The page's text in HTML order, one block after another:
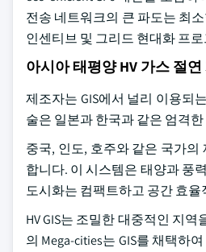
전송 네트워크의 큰 파도는 최
인센티브 및 그리드 현대화 프
아시아 태평양 HV 가스 절
제조자는 GIS에서 널리 이용되
술은 일본과 한국과 같은 엄격
중국, 인도, 호주와 같은 국가의
합니다. 이 시스템은 태양과 풍
도시화는 컴팩트하고 공간 효
HV GIS는 조밀한 대중적인 지
의 Mega-cities는 GIS를 채택하